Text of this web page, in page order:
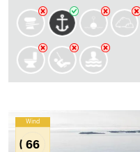
Wind
66